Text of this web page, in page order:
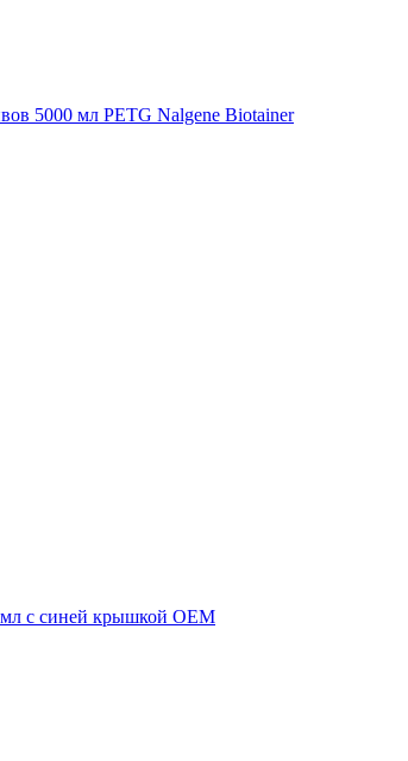
5000 мл PETG Nalgene Biotainer
мл с синей крышкой OEМ